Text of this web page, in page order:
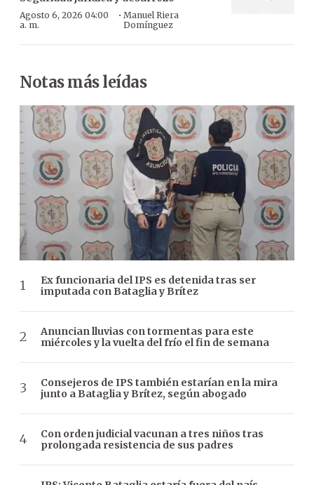
Agosto 6, 2026 04:00
a. m.
·Manuel Riera
Domínguez
Notas más leídas
Ex funcionaria del IPS es detenida tras ser
imputada con Bataglia y Brítez
Anuncian lluvias con tormentas para este
miércoles y la vuelta del frío el fin de semana
Consejeros de IPS también estarían en la mira
junto a Bataglia y Brítez, según abogado
Con orden judicial vacunan a tres niños tras
prolongada resistencia de sus padres